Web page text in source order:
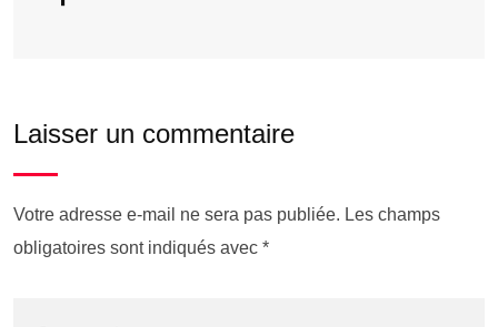
Laisser un commentaire
Votre adresse e-mail ne sera pas publiée. Les champs
obligatoires sont indiqués avec *